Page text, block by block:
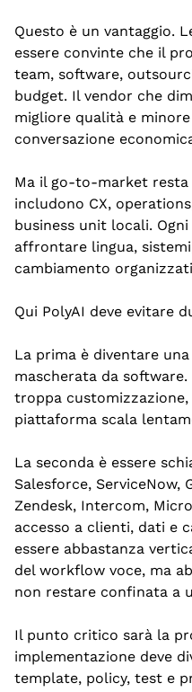
Questo è un vantaggio.
essere convinte che il
team, software,
budget. Il vendor che
migliore qualità e
conversazione
Ma il go-to-market resta
includono CX,
business unit locali.
affrontare lingua,
cambiamento
Qui PolyAI deve evitare
La prima è diventare
mascherata da
troppa
piattaforma scala
La seconda è essere
Salesforce, ServiceNow,
Zendesk, Intercom,
accesso a clienti, dati e
essere abbastanza
del workflow voce, ma
non restare confinata a
Il punto critico sarà la
implementazione deve
template, policy, test e